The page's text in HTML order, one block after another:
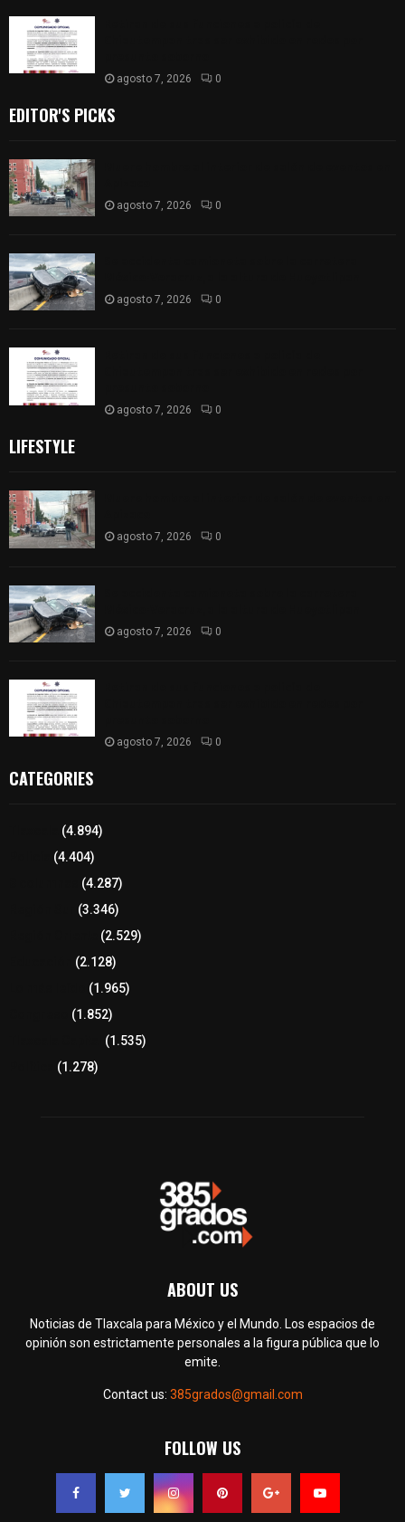
agosto 7, 2026 0
EDITOR'S PICKS
agosto 7, 2026 0
agosto 7, 2026 0
agosto 7, 2026 0
LIFESTYLE
agosto 7, 2026 0
agosto 7, 2026 0
agosto 7, 2026 0
CATEGORIES
(4.894)
(4.404)
(4.287)
(3.346)
(2.529)
(2.128)
(1.965)
(1.852)
(1.535)
(1.278)
ABOUT US
Noticias de Tlaxcala para México y el Mundo. Los espacios de
opinión son estrictamente personales a la figura pública que lo
emite.
Contact us: 385grados@gmail.com
FOLLOW US